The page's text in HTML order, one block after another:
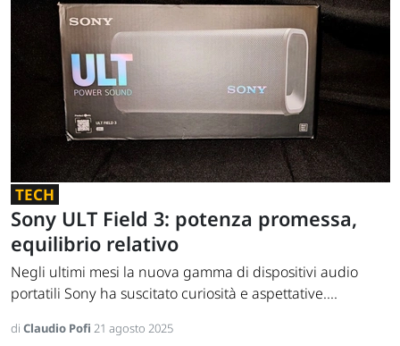
TECH
Sony ULT Field 3: potenza promessa,
equilibrio relativo
Negli ultimi mesi la nuova gamma di dispositivi audio
portatili Sony ha suscitato curiosità e aspettative....
di Claudio Pofi 21 agosto 2025